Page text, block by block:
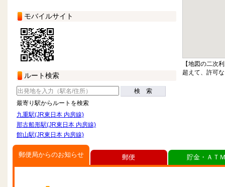
モバイルサイト
ルート検索
検 索
最寄り駅からルートを検索
九重駅(JR東日本 内房線)
那古船形駅(JR東日本 内房線)
館山駅(JR東日本 内房線)
【地図の二次
超えて、許可
郵便局からのお知らせ 郵便 貯金・ＡＴ